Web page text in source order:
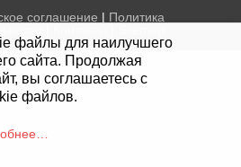
соглашение | Политика
файлы для наилучшего
сайта. Продолжая
вы соглашаетесь с
файлов.